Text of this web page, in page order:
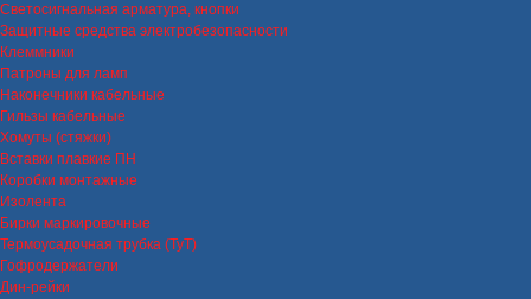
Светосигнальная арматура, кнопки
Защитные средства электробезопасности
Клеммники
Патроны для ламп
Наконечники кабельные
Гильзы кабельные
Хомуты (стяжки)
Вставки плавкие ПН
Коробки монтажные
Изолента
Бирки маркировочные
Термоусадочная трубка (ТуТ)
Гофродержатели
Дин-рейки